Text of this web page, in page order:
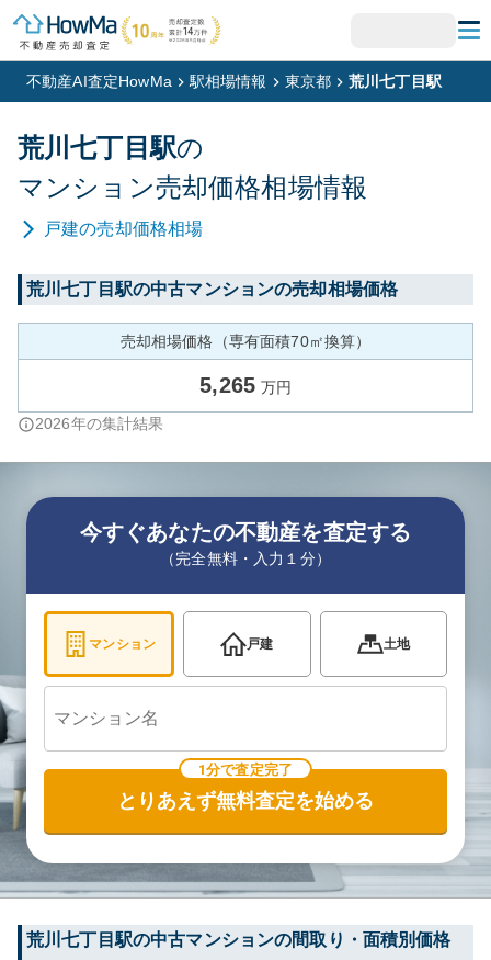
不動産AI査定HowMa 駅相場情報 東京都 荒川七丁目駅
荒川七丁目駅の
マンション売却価格相場情報
戸建の売却価格相場
荒川七丁目駅の中古マンションの売却相場価格
売却相場価格（専有面積70㎡換算）
5,265 万円
2026年の集計結果
今すぐあなたの不動産を査定する
（完全無料・入力１分）
マンション 戸建 土地
1分で査定完了
とりあえず無料査定を始める
荒川七丁目駅の中古マンションの間取り・面積別価格